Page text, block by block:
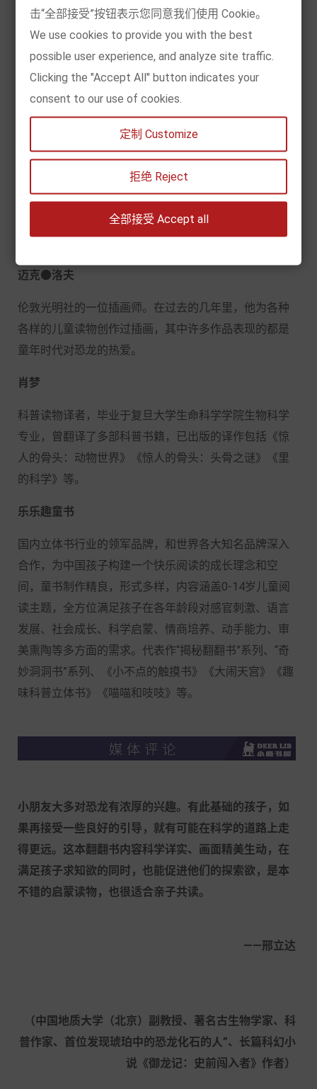
克里斯●奥克雷德
1961年，是英国一位资深童书作家，现已出版
200多本儿童图书，内容涵盖科技、体育、业余爱好等
英国知名童书作家，毕业于剑桥大学，现已出版几百本
儿童图书，主题涉及印第安人、火山、袋鼠等，其中
迈克●洛夫
伦敦光明社的一位插画师。在过去的几年里，他为各种
各样的儿童读物创作过插画，其中许多作品表现的都是
童年时代对恐龙的热爱。
肖梦
科普读物译者，毕业于复旦大学生命科学学院生物科学
专业，曾翻译了多部科普书籍，已出版的译作包括《惊
人的骨头：动物世界》《惊人的骨头：头骨之谜》《里
的科学》等。
乐乐趣童书
国内立体书行业的领军品牌，和世界各大知名品牌深入
合作，为中国孩子构建一个快乐阅读的成长理念和空
间，童书制作精良，形式多样，内容涵盖0-14岁儿童阅
读主题，全方位满足孩子在各年龄段对感官刺激、语言
发展、社会成长、科学启蒙、情商培养、动手能力、审
美熏陶等多方面的需求。代表作“揭秘翻翻书”系列、“奇
妙洞洞书”系列、《小不点的触摸书》《大闹天宫》《趣
味科普立体书》《喵喵和吱吱》等。
小朋友大多对恐龙有浓厚的兴趣。有此基础的孩子，如
果再接受一些良好的引导，就有可能在科学的道路上走
得更远。这本翻翻书内容科学详实、画面精美生动，在
满足孩子求知欲的同时，也能促进他们的探索欲，是本
不错的启蒙读物，也很适合亲子共读。
——邢立达
（中国地质大学（北京）副教授、著名古生物学家、科
普作家、首位发现琥珀中的恐龙化石的人”、长篇科幻小
说《御龙记：史前闯入者》作者）
击“全部接受”按钮表示您同意我们使用 Cookie。
We use cookies to provide you with the best
possible user experience, and analyze site traffic.
Clicking the "Accept All" button indicates your
consent to our use of cookies.
定制 Customize
拒绝 Reject
全部接受 Accept all